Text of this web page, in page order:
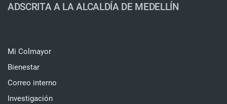
ADSCRITA A LA ALCALDÍA DE MEDELLÍN
Mi Colmayor
Bienestar
Correo interno
Investigación